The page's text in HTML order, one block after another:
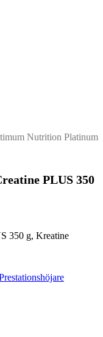
Nutrition Platinum
PLUS 350
350 g, Kreatine